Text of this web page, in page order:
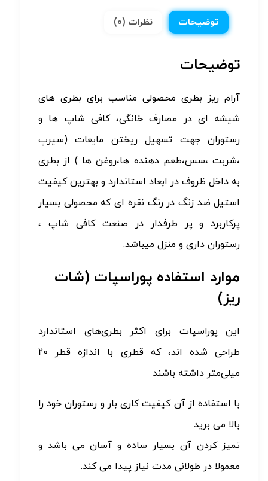
توضیحات نظرات (0)
توضیحات
آرام ریز بطری محصولی مناسب برای بطری های
شیشه ای در مصارف خانگی، کافی شاپ ها و
رستوران جهت تسهیل ریختن مایعات (سیرپ
،شربت ،سس،طعم دهنده ها،روغن ها ) از بطری
به داخل ظروف در ابعاد استاندارد و بهترین کیفیت
استیل ضد زنگ در رنگ نقره ای که محصولی بسیار
پرکاربرد و پر طرفدار در صنعت کافی شاپ ،
رستوران داری و منزل میباشد.
موارد استفاده پوراسپات (شات
ریز)
این پوراسپات برای اکثر بطری‌های استاندارد
طراحی شده اند، که قطری با اندازه قطر 20
میلی‌متر داشته باشند
با استفاده از آن کیفیت کاری بار و رستوران خود را
بالا می برید.
تمیز کردن آن بسیار ساده و آسان می باشد و
معمولا در طولانی مدت نیاز پیدا می کند.